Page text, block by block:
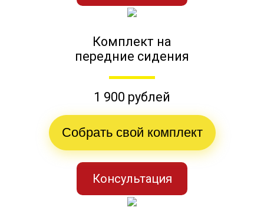
Комплект на
передние сидения
1 900 рублей
Собрать свой комплект
Консультация